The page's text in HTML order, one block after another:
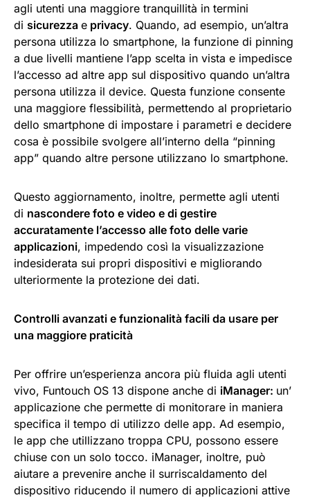
agli utenti una maggiore tranquillità in termini
di sicurezza e privacy. Quando, ad esempio, un’altra
persona utilizza lo smartphone, la funzione di pinning
a due livelli mantiene l’app scelta in vista e impedisce
l’accesso ad altre app sul dispositivo quando un’altra
persona utilizza il device. Questa funzione consente
una maggiore flessibilità, permettendo al proprietario
dello smartphone di impostare i parametri e decidere
cosa è possibile svolgere all’interno della “pinning
app” quando altre persone utilizzano lo smartphone.
Questo aggiornamento, inoltre, permette agli utenti
di nascondere foto e video e di gestire
accuratamente l’accesso alle foto delle varie
applicazioni, impedendo così la visualizzazione
indesiderata sui propri dispositivi e migliorando
ulteriormente la protezione dei dati.
Controlli avanzati e funzionalità facili da usare per
una maggiore praticità
Per offrire un’esperienza ancora più fluida agli utenti
vivo, Funtouch OS 13 dispone anche di iManager: un’
applicazione che permette di monitorare in maniera
specifica il tempo di utilizzo delle app. Ad esempio,
le app che utillizzano troppa CPU, possono essere
chiuse con un solo tocco. iManager, inoltre, può
aiutare a prevenire anche il surriscaldamento del
dispositivo riducendo il numero di applicazioni attive